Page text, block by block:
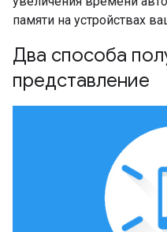
памяти на устройствах
Два способа
представление